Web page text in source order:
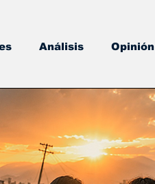
Análisis Opinión